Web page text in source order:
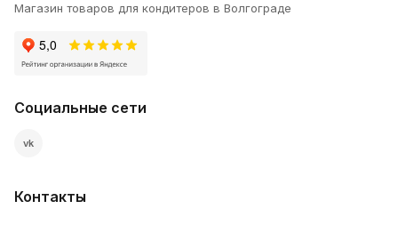
Магазин товаров для кондитеров в Волгограде
Социальные сети
vk
Контакты